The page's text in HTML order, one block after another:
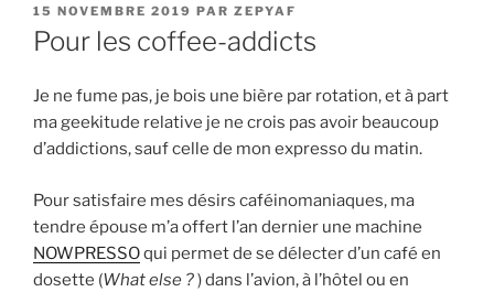
PUBLIÉ
LE
15 NOVEMBRE 2019 PAR ZEPYAF
Pour les coffee-addicts
Je ne fume pas, je bois une bière par rotation, et à part
ma geekitude relative je ne crois pas avoir beaucoup
d’addictions, sauf celle de mon expresso du matin.
Pour satisfaire mes désirs caféinomaniaques, ma
tendre épouse m’a offert l’an dernier une machine
NOWPRESSOqui permet de se délecter d’un café en
dosette (What else ?) dans l’avion, à l’hôtel ou en